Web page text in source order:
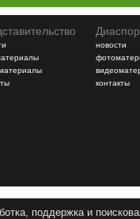
новости
контакты
поддержка и